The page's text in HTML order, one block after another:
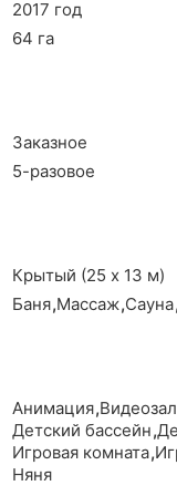
2017 год
64 га
Заказное
5-разовое
Крытый (25 х 13 м)
Баня,Массаж,Сауна,
Анимация,
Детский бассейн,
Игровая комната,
Няня